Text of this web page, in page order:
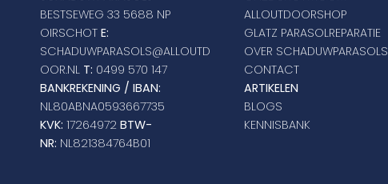
BESTSEWEG 33 5688 NP
OIRSCHOT E:
SCHADUWPARASOLS@ALLOUTD
OOR.NL T: 0499 570 147
BANKREKENING / IBAN:
NL80ABNA0593667735
KVK: 17264972 BTW-
NR: NL821384764B01
ALLOUTDOORSHOP
GLATZ PARASOLREPARATIE
OVER SCHADUWPARASOLS
CONTACT
ARTIKELEN
BLOGS
KENNISBANK